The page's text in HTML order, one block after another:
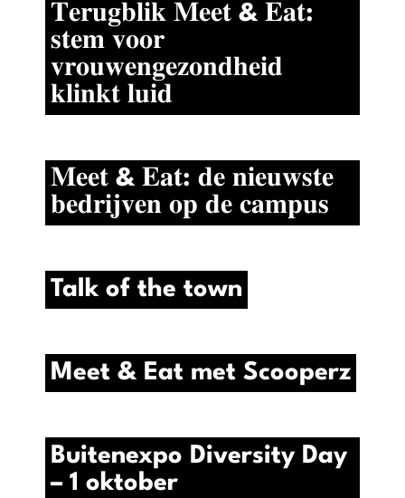
𝐓𝐞𝐫𝐮𝐠𝐛𝐥𝐢𝐤 𝐌𝐞𝐞𝐭 & 𝐄𝐚𝐭:
𝐬𝐭𝐞𝐦 𝐯𝐨𝐨𝐫
𝐯𝐫𝐨𝐮𝐰𝐞𝐧𝐠𝐞𝐳𝐨𝐧𝐝𝐡𝐞𝐢𝐝
𝐤𝐥𝐢𝐧𝐤𝐭 𝐥𝐮𝐢𝐝
𝐌𝐞𝐞𝐭 & 𝐄𝐚𝐭: 𝐝𝐞 𝐧𝐢𝐞𝐮𝐰𝐬𝐭𝐞
𝐛𝐞𝐝𝐫𝐢𝐣𝐯𝐞𝐧 𝐨𝐩 𝐝𝐞 𝐜𝐚𝐦𝐩𝐮𝐬
Talk of the town
Meet & Eat met Scooperz
Buitenexpo Diversity Day
– 1 oktober